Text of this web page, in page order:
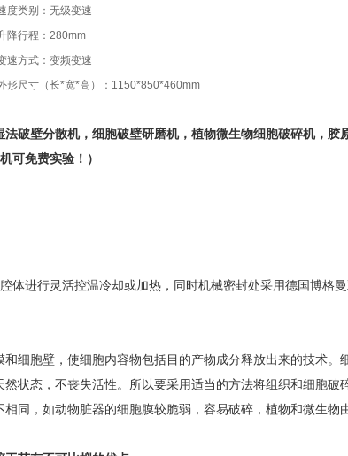
度类别：无级变速
降行程：280mm
速方式：变频变速
形尺寸（长*宽*高）：1150*850*460mm
法破壁分散机， 细胞破壁研磨机，植物微生物细胞破碎机， 胶
可免费实验！）
体进行灵活控温冷却或加热，同时机械密封处采用德国博格
细胞壁，使细胞内容物包括目的产物成分释放出来的技术
状态，不丧失活性。所以要采用适当的方法将组织和细胞
同，如动物脏器的细胞膜较脆弱，容易破碎，植物和微生物